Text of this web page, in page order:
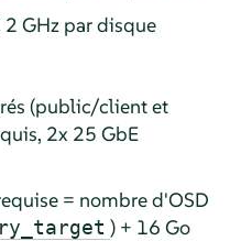
GHz par disque
(public/client et
2x 25 GbE
= nombre d'OSD
) + 16 Go